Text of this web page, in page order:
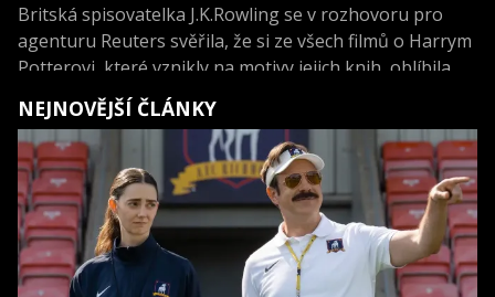
Britská spisovatelka J.K.Rowling se v rozhovoru pro
agenturu Reuters svěřila, že si ze všech filmů o Harrym
Potterovi, které vznikly na motivy jejich knih, oblíbila
právě poslední, sedmý díl, jehož premiéra se
uskutečnila minulý čtvrtek v Londýně. Rowling zároveň
znovu zcela nevyloučila možnost pokračování
populárních kouzelnických příběhů.
NEJNOVĚJŠÍ ČLÁNKY